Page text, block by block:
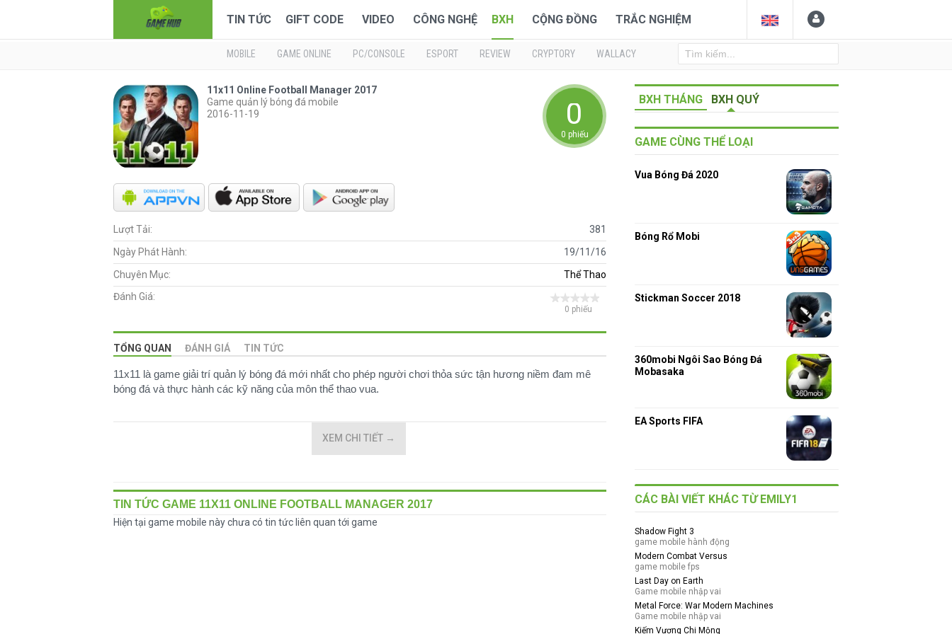
TIN TỨC GIFT CODE VIDEO CÔNG NGHỆ BXH CỘNG ĐỒNG TRẮC NGHIỆM
MOBILE GAME ONLINE PC/CONSOLE ESPORT REVIEW CRYPTORY WALLACY
11x11 Online Football Manager 2017
Game quản lý bóng đá mobile
2016-11-19
0
0 phiếu
Lượt Tải:
381
Ngày Phát Hành:
19/11/16
Chuyên Mục:
Thể Thao
Đánh Giá:
0 phiếu
TỔNG QUAN ĐÁNH GIÁ TIN TỨC
11x11 là game giải trí quản lý bóng đá mới nhất cho phép người chơi thỏa sức tận hương niềm đam mê
bóng đá và thực hành các kỹ năng của môn thể thao vua.
XEM CHI TIẾT →
TIN TỨC GAME 11X11 ONLINE FOOTBALL MANAGER 2017
Hiện tại game mobile này chưa có tin tức liên quan tới game
BXH THÁNG BXH QUÝ
GAME CÙNG THỂ LOẠI
Vua Bóng Đá 2020
Bóng Rổ Mobi
Stickman Soccer 2018
360mobi Ngôi Sao Bóng Đá
Mobasaka
EA Sports FIFA
CÁC BÀI VIẾT KHÁC TỪ EMILY1
Shadow Fight 3
game mobile hành động
Modern Combat Versus
game mobile fps
Last Day on Earth
Game mobile nhập vai
Metal Force: War Modern Machines
Game mobile nhập vai
Kiếm Vương Chi Mộng